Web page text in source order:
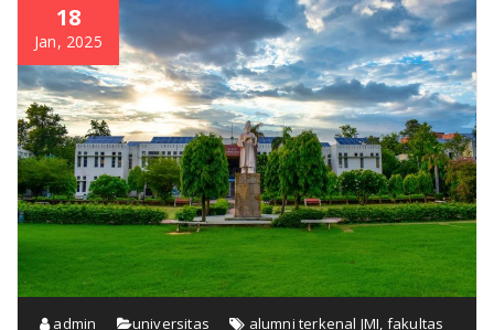
18
Jan, 2025
admin universitas alumni terkenal JMI fakultas